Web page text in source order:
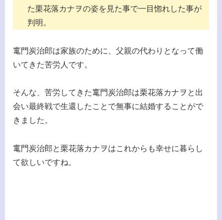
た栗花落カナヲの姿を見た事で一目惚れした事が
判明。
竃門炭治郎は家族のために、父親の代わりとなって働
いてきた苦労人です。
そんな、苦労してきた竃門炭治郎は栗花落カナヲと出
会い最終戦で生還したことで無事に結婚することがで
きました。
竃門炭治郎と栗花落カナヲはこれからも幸せに暮らし
て欲しいですね。